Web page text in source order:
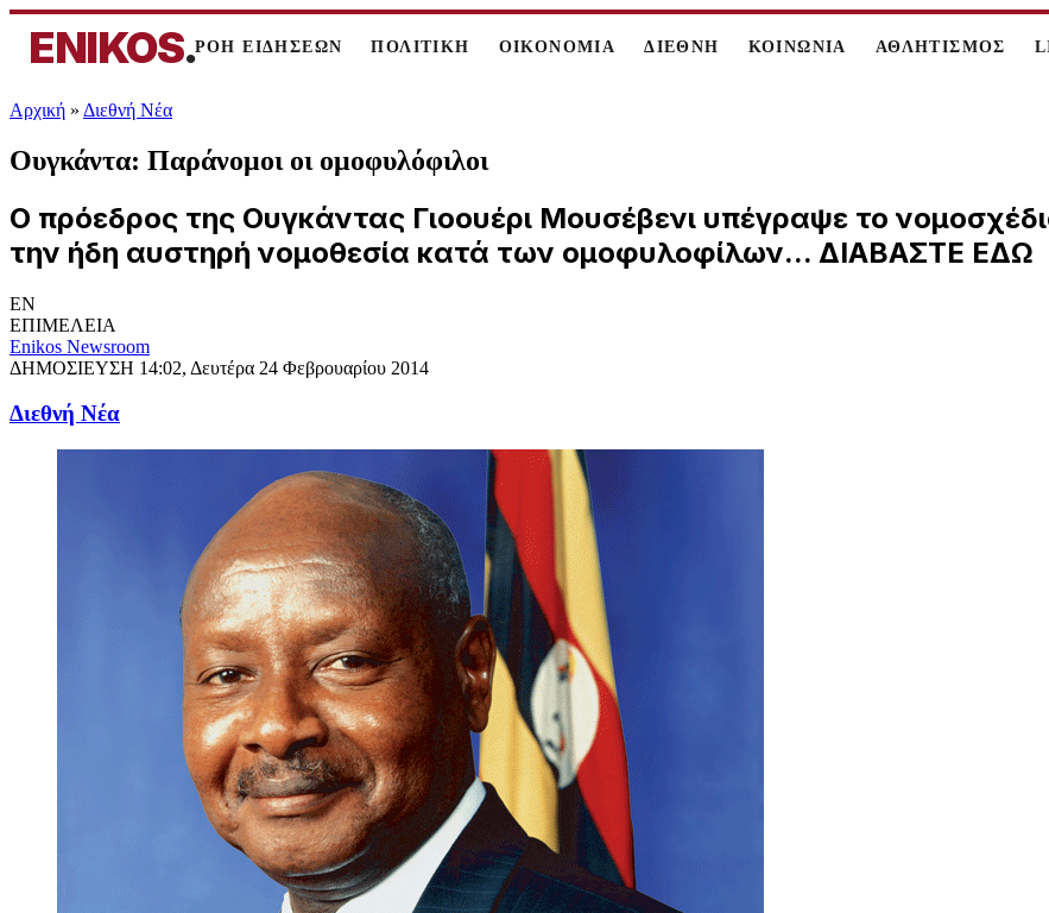
ENIKOS.ΡΟΗ ΕΙΔΗΣΕΩΝ ΠΟΛΙΤΙΚΗ ΟΙΚΟΝΟΜΙΑ ΔΙΕΘΝΗ ΚΟΙΝΩΝΙΑ ΑΘΛΗΤΙΣΜΟΣ
Αρχική » Διεθνή Νέα
Ουγκάντα: Παράνομοι οι ομοφυλόφιλοι
Ο πρόεδρος της Ουγκάντας Γιοουέρι Μουσέβενι υπέγραψε το
την ήδη αυστηρή νομοθεσία κατά των ομοφυλοφίλων... ΔΙΑΒΑΣΤΕ ΕΔΩ
EN
ΕΠΙΜΕΛΕΙΑ
Enikos Newsroom
ΔΗΜΟΣΙΕΥΣΗ 14:02, Δευτέρα 24 Φεβρουαρίου 2014
Διεθνή Νέα